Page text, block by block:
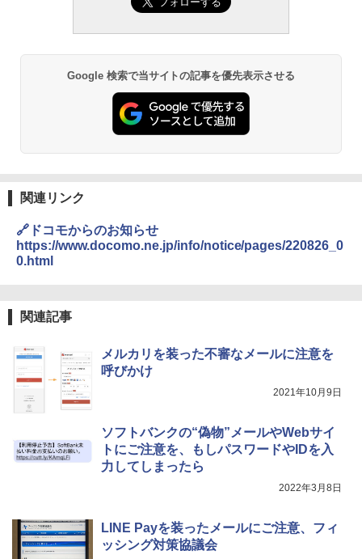
Google 検索で当サイトの記事を優先表示させる
関連リンク
🔗ドコモからのお知らせ
https://www.docomo.ne.jp/info/notice/pages/220826_0
0.html
関連記事
メルカリを装った不審なメールに注意を
呼びかけ
2021年10月9日
ソフトバンクの“偽物”メールやWebサイ
トにご注意を、もしパスワードやIDを入
力してしまったら
2022年3月8日
LINE Payを装ったメールにご注意、フィ
ッシング対策協議会